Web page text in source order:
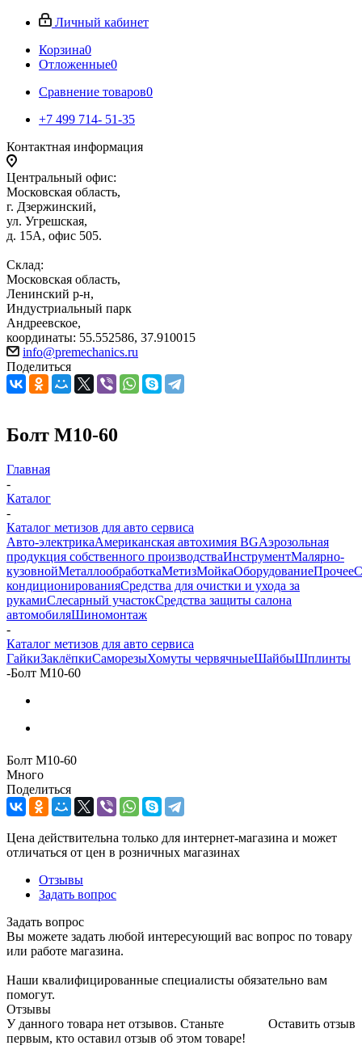
Личный кабинет
Корзина0
Отложенные0
Сравнение товаров0
+7 499 714- 51-35
Контактная информация
Центральный офис:
Московская область,
г. Дзержинский,
ул. Угрешская,
д. 15А, офис 505.
Склад:
Московская область,
Ленинский р-н,
Индустриальный парк
Андреевское,
координаты: 55.552586, 37.910015
info@premechanics.ru
Поделиться
Болт М10-60
Главная
-
Каталог
-
Каталог метизов для авто сервиса
Авто-электрикаАмериканская автохимия BGАэрозольная
продукция собственного производстваИнструментМалярно-
кузовнойМеталлообработкаМетизМойкаОборудованиеПрочее
кондиционированияСредства для очистки и ухода за
рукамиСлесарный участокСредства защиты салона
автомобиляШиномонтаж
-
Каталог метизов для авто сервиса
ГайкиЗаклёпкиСаморезыХомуты червячныеШайбыШплинты
-Болт М10-60
Болт М10-60
Много
Поделиться
Цена действительна только для интернет-магазина и может
отличаться от цен в розничных магазинах
Отзывы
Задать вопрос
Задать вопрос
Вы можете задать любой интересующий вас вопрос по товару
или работе магазина.
Наши квалифицированные специалисты обязательно вам
помогут.
Отзывы
Оставить отзыв
У данного товара нет отзывов. Станьте
первым, кто оставил отзыв об этом товаре!